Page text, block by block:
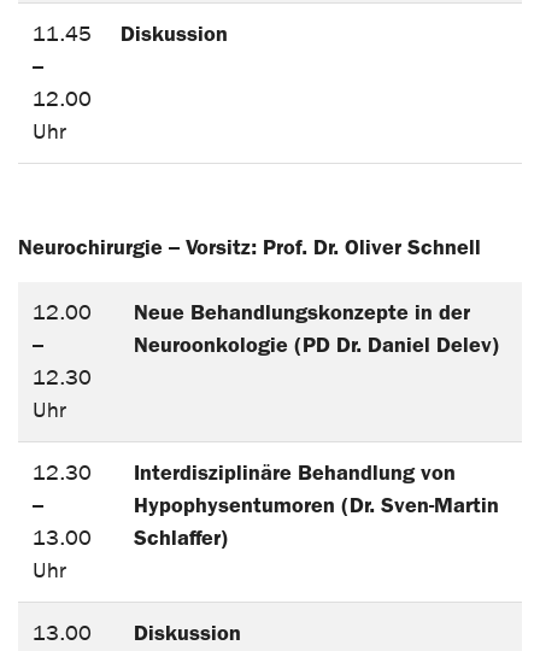
11.45
–
12.00
Uhr
Diskussion
Neurochirurgie – Vorsitz: Prof. Dr. Oliver Schnell
12.00
–
12.30
Uhr
Neue Behandlungskonzepte in der
Neuroonkologie (PD Dr. Daniel Delev)
12.30
–
13.00
Uhr
Interdisziplinäre Behandlung von
Hypophysentumoren (Dr. Sven-Martin
Schlaffer)
13.00
Diskussion